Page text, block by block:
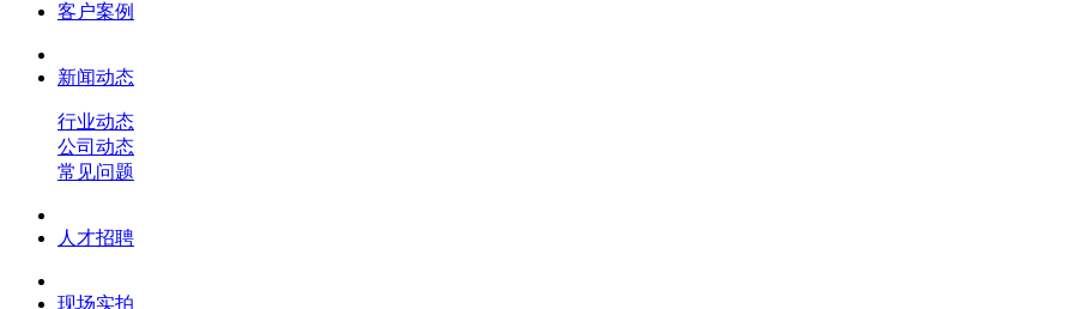
客户案例
新闻动态
行业动态
公司动态
常见问题
人才招聘
现场实拍